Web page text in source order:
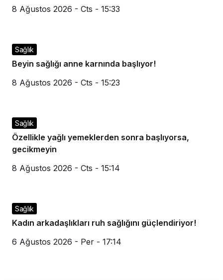
8 Ağustos 2026 - Cts - 15:33
Sağlık
Beyin sağlığı anne karnında başlıyor!
8 Ağustos 2026 - Cts - 15:23
Sağlık
Özellikle yağlı yemeklerden sonra başlıyorsa,
gecikmeyin
8 Ağustos 2026 - Cts - 15:14
Sağlık
Kadın arkadaşlıkları ruh sağlığını güçlendiriyor!
6 Ağustos 2026 - Per - 17:14